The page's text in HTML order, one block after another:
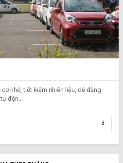
nhỏ, tiết kiệm nhiên liệu, dễ dàng
độn...